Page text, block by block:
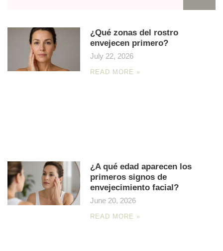
¿Qué zonas del rostro
envejecen primero?
July 22, 2026
READ MORE »
¿A qué edad aparecen los
primeros signos de
envejecimiento facial?
June 20, 2026
READ MORE »